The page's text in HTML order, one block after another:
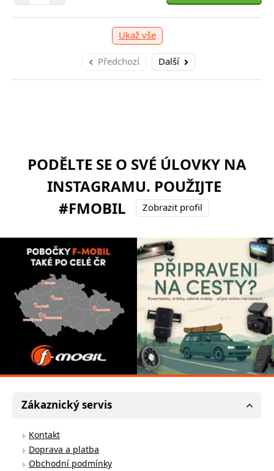
Ukaž vše
Předchozí Další
PODĚLTE SE O SVÉ ÚLOVKY NA
INSTAGRAMU. POUŽIJTE
#FMOBIL
Zobrazit profil
Zákaznický servis
Kontakt
Doprava a platba
Obchodní podmínky